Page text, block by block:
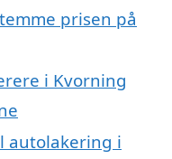
prisen på
i Kvorning
autolakering i